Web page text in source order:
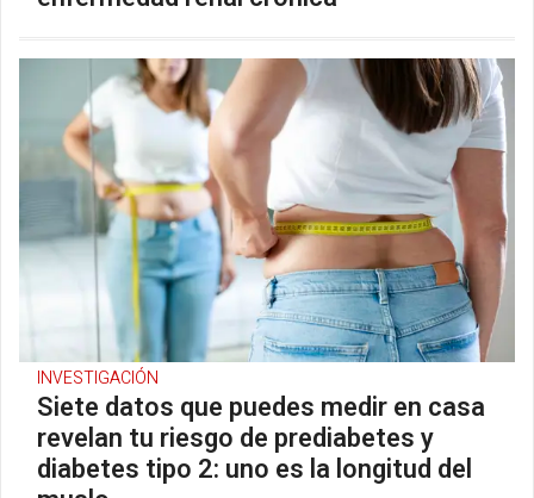
INVESTIGACIÓN
Siete datos que puedes medir en casa
revelan tu riesgo de prediabetes y
diabetes tipo 2: uno es la longitud del